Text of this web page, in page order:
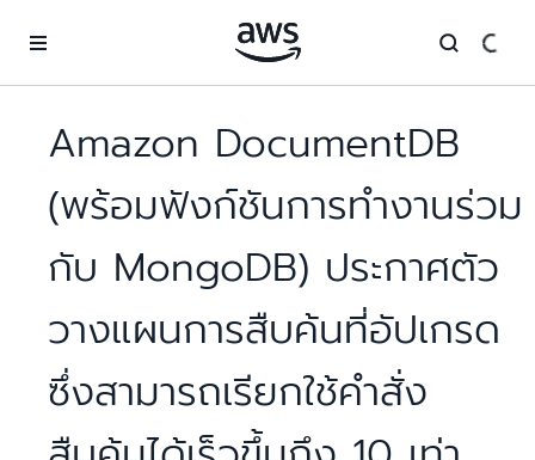
Amazon DocumentDB
(พร้อมฟังก์ชันการทำงานร่วม
กับ MongoDB) ประกาศตัว
วางแผนการสืบค้นที่อัปเกรด
ซึ่งสามารถเรียกใช้คำสั่ง